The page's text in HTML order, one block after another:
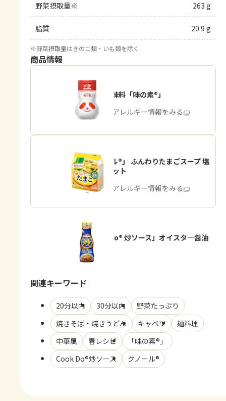
野菜摂取量※ 263 g
脂質 20.9 g
※野菜摂取量はきのこ類・いも類を除く
商品情報
うま味調味料「味の素®」
商品・アレルギー情報をみる
「クノール®」 ふんわりたまごスープ 塩
分30％カット
商品・アレルギー情報をみる
「Cook Do® 炒ソース」オイスタ―醤油
味
関連キーワード
20分以内 30分以内
野菜たっぷり
焼きそば・焼きうどん
キャベツ
麺料理
中華風
春レシピ
「味の素®」
Cook Do®炒ソース
クノール®